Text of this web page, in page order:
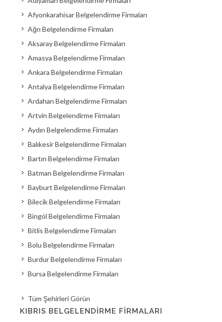
Afyonkarahisar Belgelendirme Firmaları
Ağrı Belgelendirme Firmaları
Aksaray Belgelendirme Firmaları
Amasya Belgelendirme Firmaları
Ankara Belgelendirme Firmaları
Antalya Belgelendirme Firmaları
Ardahan Belgelendirme Firmaları
Artvin Belgelendirme Firmaları
Aydın Belgelendirme Firmaları
Balıkesir Belgelendirme Firmaları
Bartın Belgelendirme Firmaları
Batman Belgelendirme Firmaları
Bayburt Belgelendirme Firmaları
Bilecik Belgelendirme Firmaları
Bingöl Belgelendirme Firmaları
Bitlis Belgelendirme Firmaları
Bolu Belgelendirme Firmaları
Burdur Belgelendirme Firmaları
Bursa Belgelendirme Firmaları
Tüm Şehirleri Görün
KIBRIS BELGELENDIRME FIRMALARI